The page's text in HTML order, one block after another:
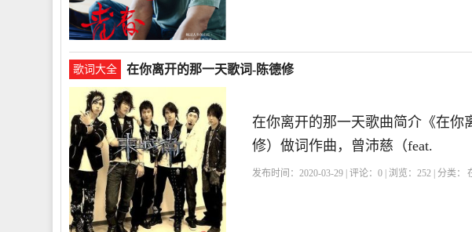
歌词大全 在你离开的那一天歌词-陈德修
在你离开的那一天歌曲简介《在你
修）做词作曲，曾沛慈（feat.
发布时间：2020-03-29 | 评论：0 | 浏览：252 | 分类：